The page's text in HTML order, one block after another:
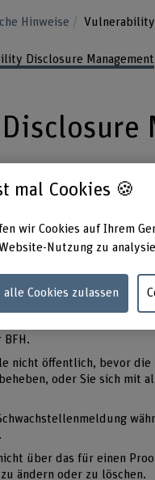
Hinweise Vulnerability
Disclosure Management
Regeln
(Coordinated
CVD)
Sicherheitslücke während
BFH.
nicht öffentlich, bevor
oder Sie sich mit
über das für einen
ändern oder zu löschen.
mal Cookies 🍪
wir Cookies auf Ihrem
Nutzung zu
alle Cookies zulassen